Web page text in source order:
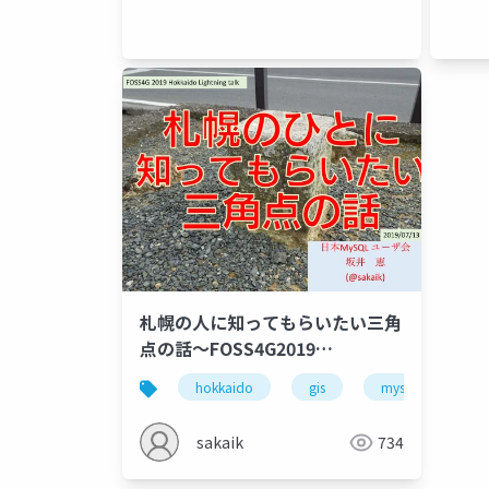
札幌の人に知ってもらいたい三角
点の話～FOSS4G2019
Hokkaido LT
hokkaido gis mysql
sakaik 734